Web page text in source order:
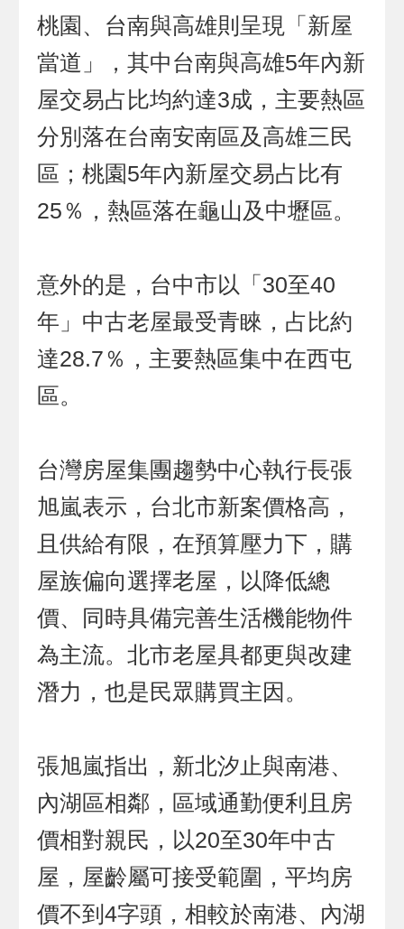
桃園、台南與高雄則呈現「新屋
當道」，其中台南與高雄5年內新
屋交易占比均約達3成，主要熱區
分別落在台南安南區及高雄三民
區；桃園5年內新屋交易占比有
25％，熱區落在龜山及中壢區。
意外的是，台中市以「30至40
年」中古老屋最受青睞，占比約
達28.7％，主要熱區集中在西屯
區。
台灣房屋集團趨勢中心執行長張
旭嵐表示，台北市新案價格高，
且供給有限，在預算壓力下，購
屋族偏向選擇老屋，以降低總
價、同時具備完善生活機能物件
為主流。北市老屋具都更與改建
潛力，也是民眾購買主因。
張旭嵐指出，新北汐止與南港、
內湖區相鄰，區域通勤便利且房
價相對親民，以20至30年中古
屋，屋齡屬可接受範圍，平均房
價不到4字頭，相較於南港、內湖